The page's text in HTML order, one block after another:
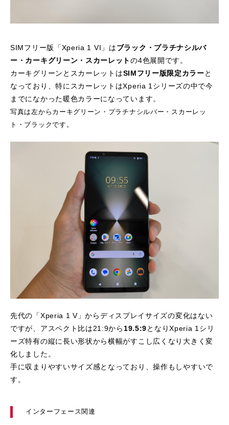
SIMフリー版「Xperia 1 VI」はブラック・プラチナシルバ
ー・カーキグリーン・スカーレットの4色展開です。
カーキグリーンとスカーレットはSIMフリー版限定カラーと
なっており、特にスカーレットはXperia 1シリーズの中で今
までになかった暖色カラーになっています。
写真は左からカーキグリーン・プラチナシルバー・スカーレッ
ト・ブラックです。
先代の「Xperia 1 V」からディスプレイサイズの変化はない
ですが、アスペクト比は21:9から 19.5:9となりXperia 1シリ
ーズ特有の縦に長い形状から横幅がすこし広くなり大きく変
化しました。
手に収まりやすいサイズ感となっており、操作もしやすいで
す。
インターフェース関連